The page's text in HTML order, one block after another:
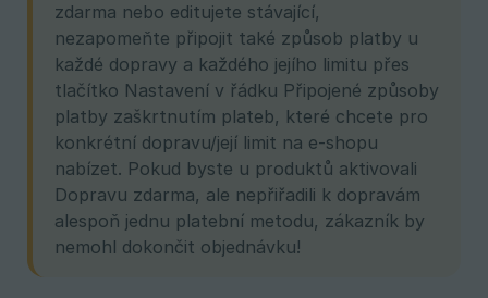
zdarma nebo editujete stávající,
nezapomeňte připojit také způsob platby u
každé dopravy a každého jejího limitu přes
tlačítko Nastavení v řádku Připojené způsoby
platby zaškrtnutím plateb, které chcete pro
konkrétní dopravu/její limit na e-shopu
nabízet. Pokud byste u produktů aktivovali
Dopravu zdarma, ale nepřiřadili k dopravám
alespoň jednu platební metodu, zákazník by
nemohl dokončit objednávku!